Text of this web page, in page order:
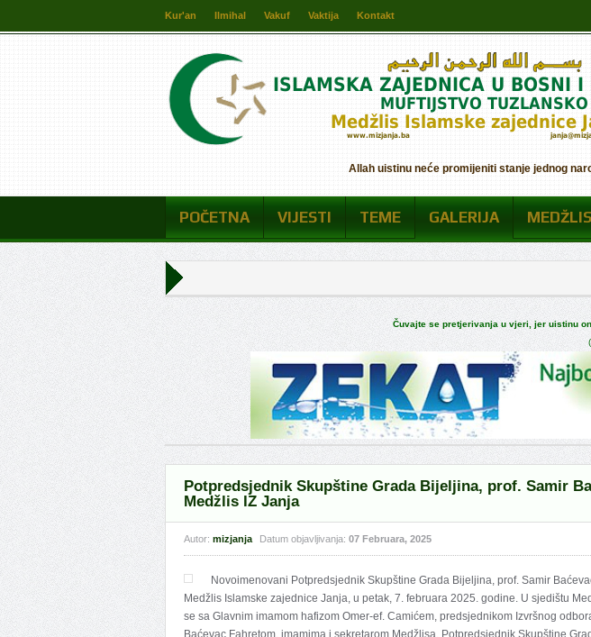
Kur'an Ilmihal Vakuf Vaktija Kontakt
Allah uistinu neće promijeniti stanje jednog
POČETNA VIJESTI TEME GALERIJA MEDŽLIS
Čuvajte se pretjerivanja u vjeri, jer uistinu
Potpredsjednik Skupštine Grada Bijeljina, prof. Samir
Medžlis IZ Janja
Autor: mizjanja Datum objavljivanja: 07 Februara, 2025
Novoimenovani Potpredsjednik Skupštine Grada Bijeljina, prof. Samir
Medžlis Islamske zajednice Janja, u petak, 7. februara 2025. godine. U sjedištu
se sa Glavnim imamom hafizom Omer-ef. Camićem, predsjednikom Izvršnog
Baćevac Fahretom, imamima i sekretarom Medžlisa. Potpredsjednik Skupštine